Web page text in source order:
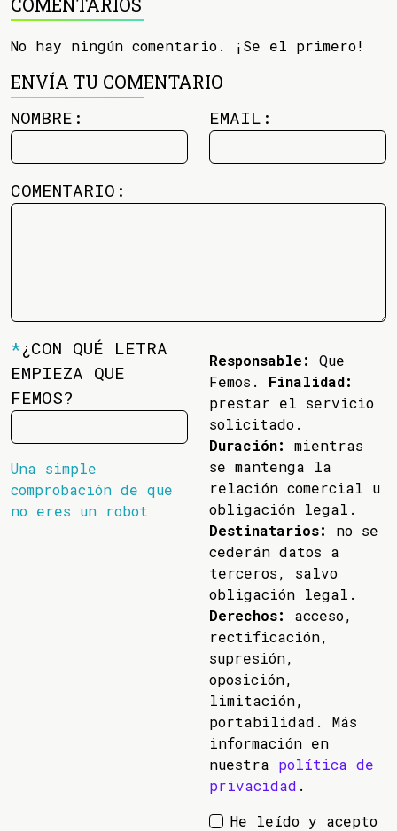
No hay ningún comentario. ¡Se el primero!
ENVÍA TU COMENTARIO
NOMBRE: EMAIL:
COMENTARIO:
*¿CON QUÉ LETRA
EMPIEZA QUE
FEMOS?
Una simple
comprobación de que
no eres un robot
Responsable:
Que
Femos. Finalidad:
prestar el servicio
solicitado.
Duración:
mientras
se mantenga la
relación comercial u
obligación legal.
Destinatarios:
no se
cederán datos a
terceros, salvo
obligación legal.
Derechos:
acceso,
rectificación,
supresión,
oposición,
limitación,
portabilidad. Más
información en
nuestra política de
privacidad .
He leído y acepto